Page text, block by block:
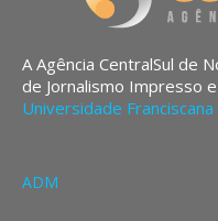
A Agência CentralSul de
de Jornalismo Impresso
Universidade Franciscana
ADM